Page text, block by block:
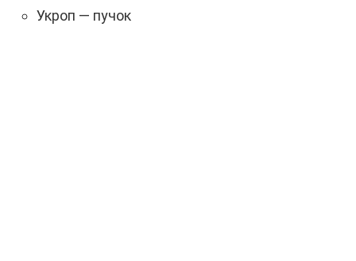
Укроп — пучок